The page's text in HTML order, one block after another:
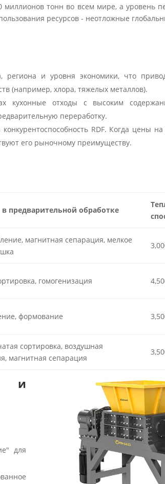
тонн во всем мире, а уровень
ресурсов - неотложные
и уровня экономики, что
(например, хлора, тяжелых металлов).
кухонные отходы с высоким
переработку.
RDF. Когда цены на
его рыночному преимуществу.
предварительной обработке
магнитная сепарация, мелкое
гомогенизация
формование
сортировка, воздушная
магнитная сепарация
и
для